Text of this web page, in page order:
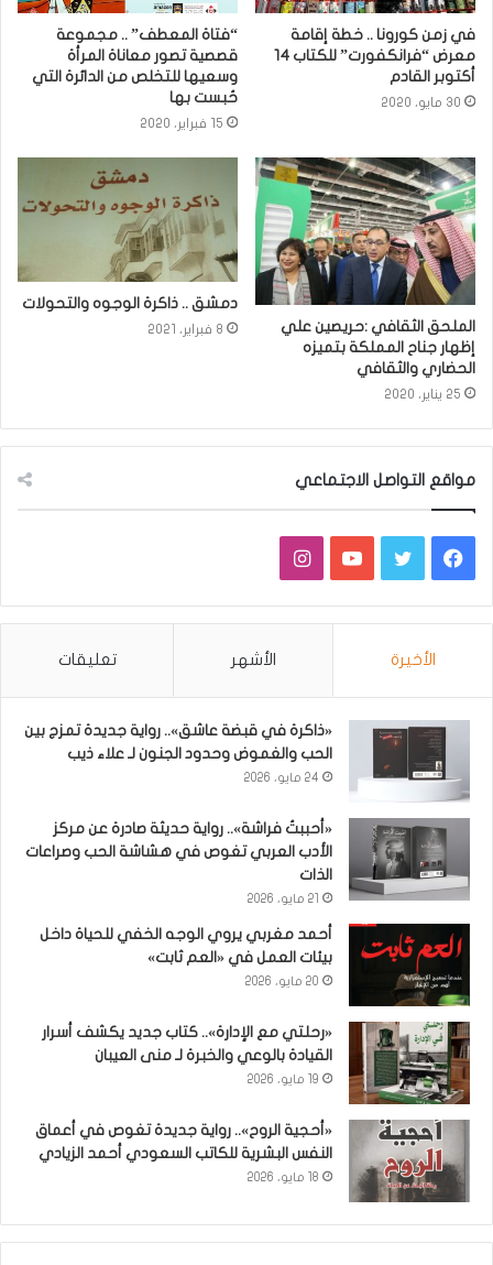
في زمن كورونا .. خطة إقامة
معرض “فرانكفورت” للكتاب 14
أكتوبر القادم
30 مايو، 2020
“فتاة المعطف” .. مجموعة
قصصية تصور معاناة المرأة
وسعيها للتخلص من الدائرة التي
حُبست بها
15 فبراير، 2020
الملحق الثقافي :حريصين علي
إظهار جناح المملكة بتميزه
الحضاري والثقافي
25 يناير، 2020
دمشق .. ذاكرة الوجوه والتحولات
8 فبراير، 2021
مواقع التواصل الاجتماعي
فيسبوكتويتر يوتيوبانستقرام
الأخيرة الأشهر تعليقات
«ذاكرة في قبضة عاشق».. رواية جديدة تمزج بين
الحب والغموض وحدود الجنون لـ علاء ذيب
24 مايو، 2026
«أحببتُ فراشة».. رواية حديثة صادرة عن مركز
الأدب العربي تغوص في هشاشة الحب وصراعات
الذات
21 مايو، 2026
أحمد مغربي يروي الوجه الخفي للحياة داخل
بيئات العمل في «العم ثابت»
20 مايو، 2026
«رحلتي مع الإدارة».. كتاب جديد يكشف أسرار
القيادة بالوعي والخبرة لـ منى العيبان
19 مايو، 2026
«أحجية الروح».. رواية جديدة تغوص في أعماق
النفس البشرية للكاتب السعودي أحمد الزيادي
18 مايو، 2026